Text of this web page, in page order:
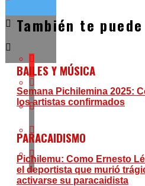
También te
BAILES Y MÚSICA
Semana Pichilemina 2025:
los artistas confirmados
PARACAIDISMO
Pichilemu: Como Ernesto
el deportista que murió
activarse su paracaidista